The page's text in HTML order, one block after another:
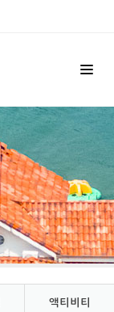
액티비티